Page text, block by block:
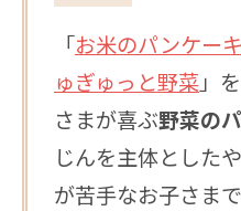
「お米のパンケーキ
ゅぎゅっと野菜」
さまが喜ぶ野菜の
じんを主体とした
が苦手なお子さま